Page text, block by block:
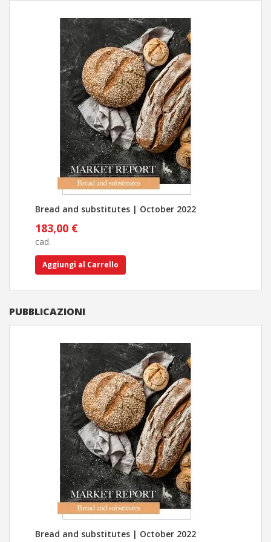
Bread and substitutes | October 2022
183,00 €
cad.
Aggiungi al Carrello
PUBBLICAZIONI
Bread and substitutes | October 2022